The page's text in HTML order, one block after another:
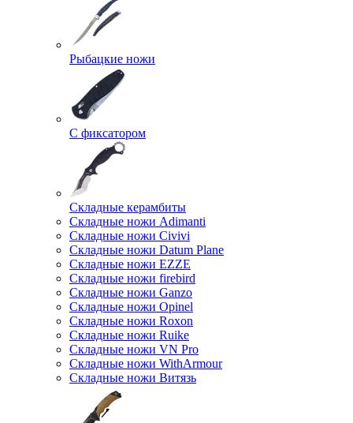
Рыбацкие ножи
С фиксатором
Складные керамбиты
Складные ножи Adimanti
Складные ножи Civivi
Складные ножи Datum Plane
Складные ножи EZZE
Складные ножи firebird
Складные ножи Ganzo
Складные ножи Opinel
Складные ножи Roxon
Складные ножи Ruike
Складные ножи VN Pro
Складные ножи WithArmour
Складные ножи Витязь